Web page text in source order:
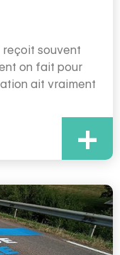
reçoit souvent
on fait pour
ait vraiment
+